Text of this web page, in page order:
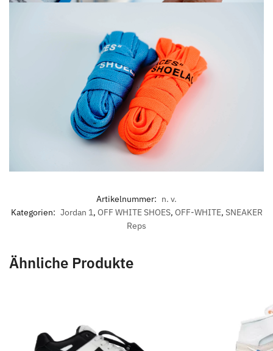
Artikelnummer: n. v.
Kategorien: Jordan 1, OFF WHITE SHOES, OFF-WHITE, SNEAKER
Reps
Ähnliche Produkte